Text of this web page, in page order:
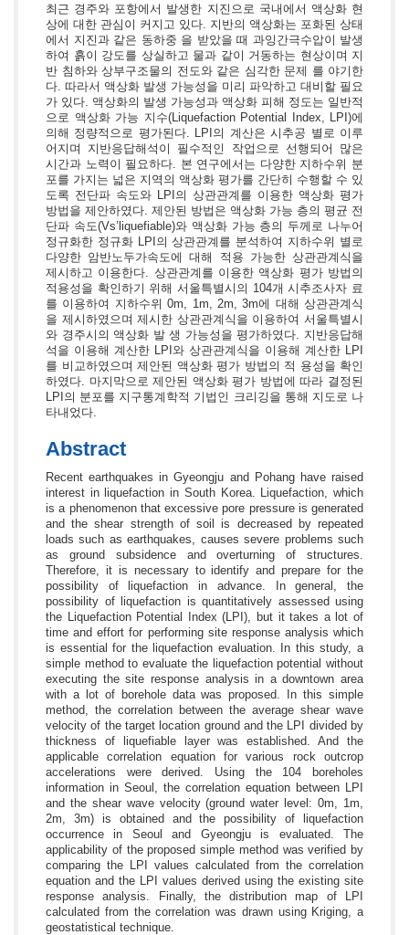
최근 경주와 포항에서 발생한 지진으로 국내에서 액상화 현
상에 대한 관심이 커지고 있다. 지반의 액상화는 포화된 상태
에서 지진과 같은 동하중 을 받았을 때 과잉간극수압이 발생
하여 흙이 강도를 상실하고 물과 같이 거동하는 현상이며 지
반 침하와 상부구조물의 전도와 같은 심각한 문제 를 야기한
다. 따라서 액상화 발생 가능성을 미리 파악하고 대비할 필요
가 있다. 액상화의 발생 가능성과 액상화 피해 정도는 일반적
으로 액상화 가능 지수(Liquefaction Potential Index, LPI)에
의해 정량적으로 평가된다. LPI의 계산은 시추공 별로 이루
어지며 지반응답해석이 필수적인 작업으로 선행되어 많은
시간과 노력이 필요하다. 본 연구에서는 다양한 지하수위 분
포를 가지는 넓은 지역의 액상화 평가를 간단히 수행할 수 있
도록 전단파 속도와 LPI의 상관관계를 이용한 액상화 평가
방법을 제안하였다. 제안된 방법은 액상화 가능 층의 평균 전
단파 속도(Vs’liquefiable)와 액상화 가능 층의 두께로 나누어
정규화한 정규화 LPI의 상관관계를 분석하여 지하수위 별로
다양한 암반노두가속도에 대해 적용 가능한 상관관계식을
제시하고 이용한다. 상관관계를 이용한 액상화 평가 방법의
적용성을 확인하기 위해 서울특별시의 104개 시추조사자 료
를 이용하여 지하수위 0m, 1m, 2m, 3m에 대해 상관관계식
을 제시하였으며 제시한 상관관계식을 이용하여 서울특별시
와 경주시의 액상화 발 생 가능성을 평가하였다. 지반응답해
석을 이용해 계산한 LPI와 상관관계식을 이용해 계산한 LPI
를 비교하였으며 제안된 액상화 평가 방법의 적 용성을 확인
하였다. 마지막으로 제안된 액상화 평가 방법에 따라 결정된
LPI의 분포를 지구통계학적 기법인 크리깅을 통해 지도로 나
타내었다.
Abstract
Recent earthquakes in Gyeongju and Pohang have raised
interest in liquefaction in South Korea. Liquefaction, which
is a phenomenon that excessive pore pressure is generated
and the shear strength of soil is decreased by repeated
loads such as earthquakes, causes severe problems such
as ground subsidence and overturning of structures.
Therefore, it is necessary to identify and prepare for the
possibility of liquefaction in advance. In general, the
possibility of liquefaction is quantitatively assessed using
the Liquefaction Potential Index (LPI), but it takes a lot of
time and effort for performing site response analysis which
is essential for the liquefaction evaluation. In this study, a
simple method to evaluate the liquefaction potential without
executing the site response analysis in a downtown area
with a lot of borehole data was proposed. In this simple
method, the correlation between the average shear wave
velocity of the target location ground and the LPI divided by
thickness of liquefiable layer was established. And the
applicable correlation equation for various rock outcrop
accelerations were derived. Using the 104 boreholes
information in Seoul, the correlation equation between LPI
and the shear wave velocity (ground water level: 0m, 1m,
2m, 3m) is obtained and the possibility of liquefaction
occurrence in Seoul and Gyeongju is evaluated. The
applicability of the proposed simple method was verified by
comparing the LPI values calculated from the correlation
equation and the LPI values derived using the existing site
response analysis. Finally, the distribution map of LPI
calculated from the correlation was drawn using Kriging, a
geostatistical technique.